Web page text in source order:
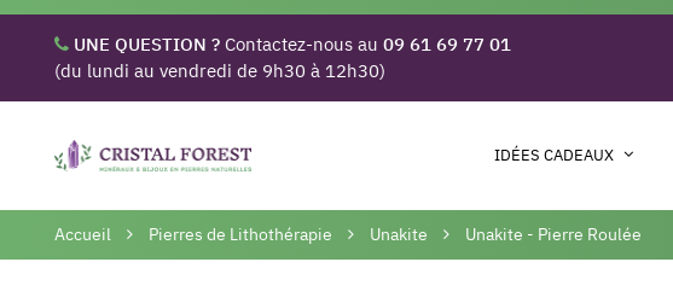
UNE QUESTION ? Contactez-nous au 09 61 69 77 01
(du lundi au vendredi de 9h30 à 12h30)
IDÉES CADEAUX
Accueil Pierres de Lithothérapie Unakite Unakite - Pierre Roulée